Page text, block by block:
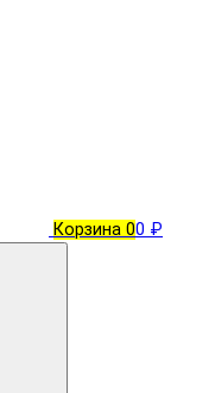
Корзина 00 ₽